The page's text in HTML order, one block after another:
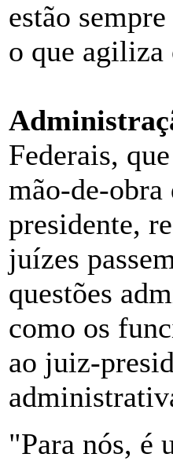
estão
o que agiliza
Federais,
mão-de-
presidente,
juízes
questões
como os
ao juiz-
"Para nós, é